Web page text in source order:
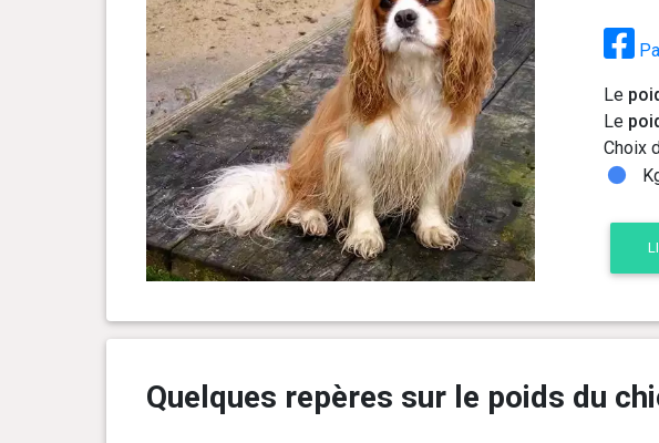
Le
Le
Choix
Quelques repères sur le poids du